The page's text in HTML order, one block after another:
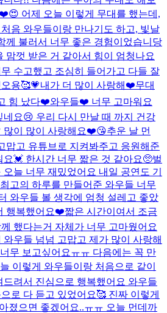
❤️😍 어제 오늘 이렇게 무대를 했는데,
음 와우들이랑 만나기도 하고, 빛날
께 불러서 너무 좋은 경험이었습니당
껏 받은 거 같아서 힘이 엄청나요
수고했고 조심히 들어가고 다들 잘
용🥰💗내가 더 많이 사랑해❤️무대
힘 났다❤️와우들❤️ 너무 고마워요
요😢 우리 다시 만날 때 까지 건강
많이 많이 사랑해요❤️😘추운 날 먼
맙고 유튜브로 지켜봐주고 응원해준
💓 한시간 너무 짧은 것 같아요🥺벌
늘 너무 재밌었어요 내일 공연도 기
고의 하루를 만들어준 와우들 너무
와우들 볼 생각에 엄청 설레고 좋았
행복했어요❤️짧은 시간이여서 조금
했다는거 자체가 너무 고마웠어요
우들 넘넘 고맙고 제가 많이 사랑해
무 보고싶어요ㅠㅠ 다음에는 꼭 만
이렇게 와우들이랑 처음으로 같이
려서 진심으로 행복했어요 와우들
로 다 듣고 있었어요🥰 진짜 이렇게
졌으면 좋겠어요..ㅠㅠ 오늘 먼데까